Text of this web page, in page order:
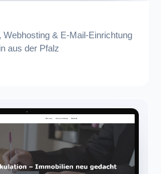
& E-Mail-Einrichtung
aus der Pfalz